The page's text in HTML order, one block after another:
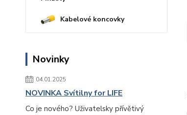
Kabelové koncovky
Novinky
04.01.2025
NOVINKA Svítilny for LIFE
Co je nového? Uživatelsky přívětivý